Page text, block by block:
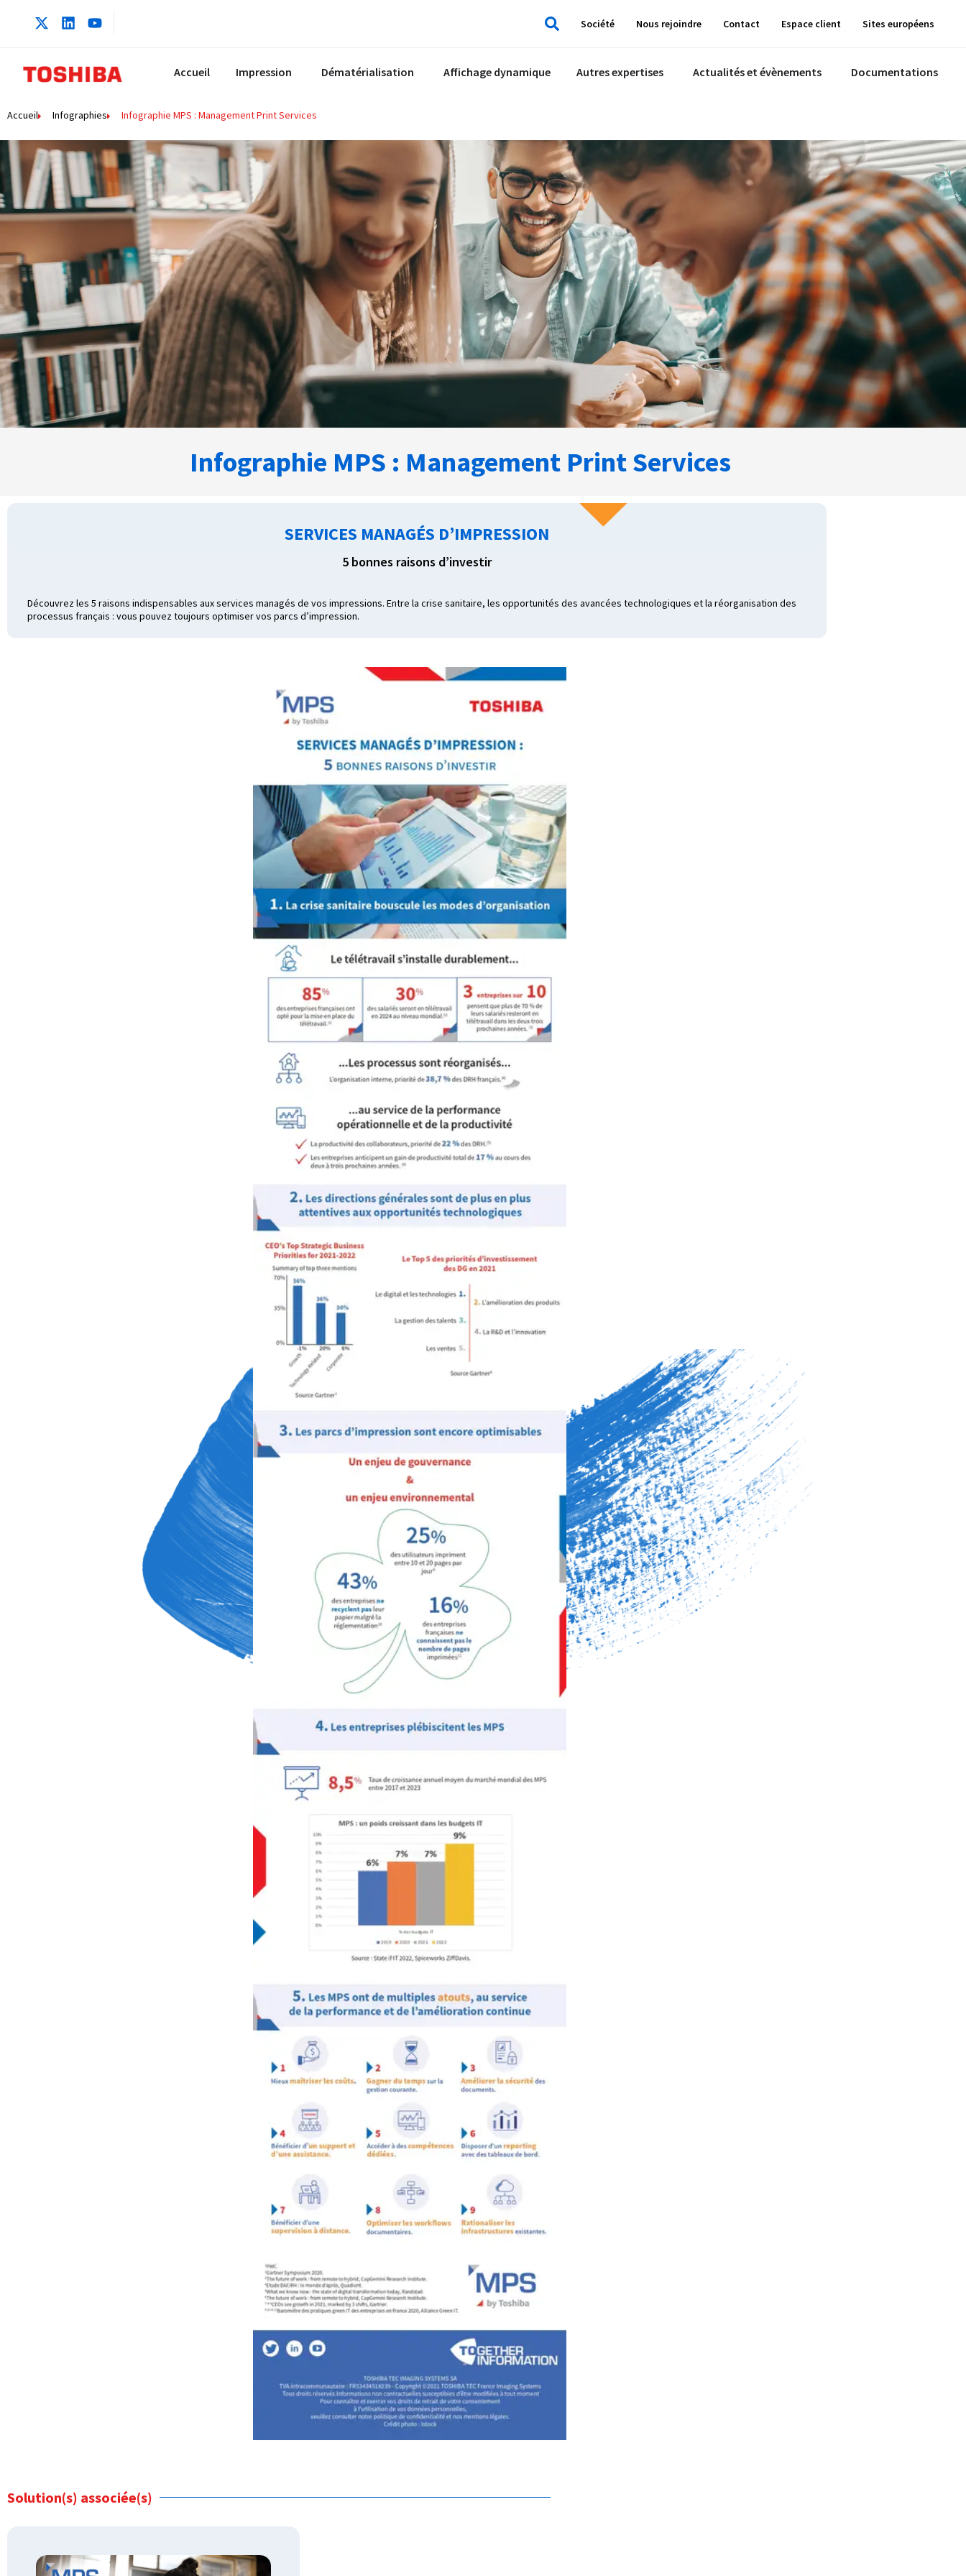
Société Nous rejoindre Contact Espace client Sites européens
Accueil Impression Dématérialisation Affichage dynamique Autres expertises Actualités et évènements Documentations
Accueil Infographies Infographie MPS : Management Print Services
Infographie MPS : Management Print Services
SERVICES MANAGÉS D’IMPRESSION
5 bonnes raisons d’investir
Découvrez les 5 raisons indispensables aux services managés de vos impressions. Entre la crise sanitaire, les opportunités des avancées technologiques et la réorganisation des
processus français : vous pouvez toujours optimiser vos parcs d’impression.
Solution(s) associée(s)